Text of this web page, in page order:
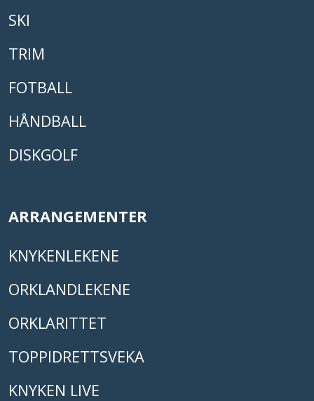
SKI
TRIM
FOTBALL
HÅNDBALL
DISKGOLF
ARRANGEMENTER
KNYKENLEKENE
ORKLANDLEKENE
ORKLARITTET
TOPPIDRETTSVEKA
KNYKEN LIVE